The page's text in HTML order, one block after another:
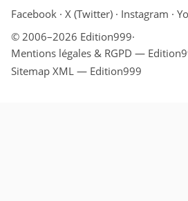
Facebook · X (Twitter) · Instagram ·
© 2006–2026 Edition999·
Mentions légales & RGPD —
Sitemap XML — Edition999